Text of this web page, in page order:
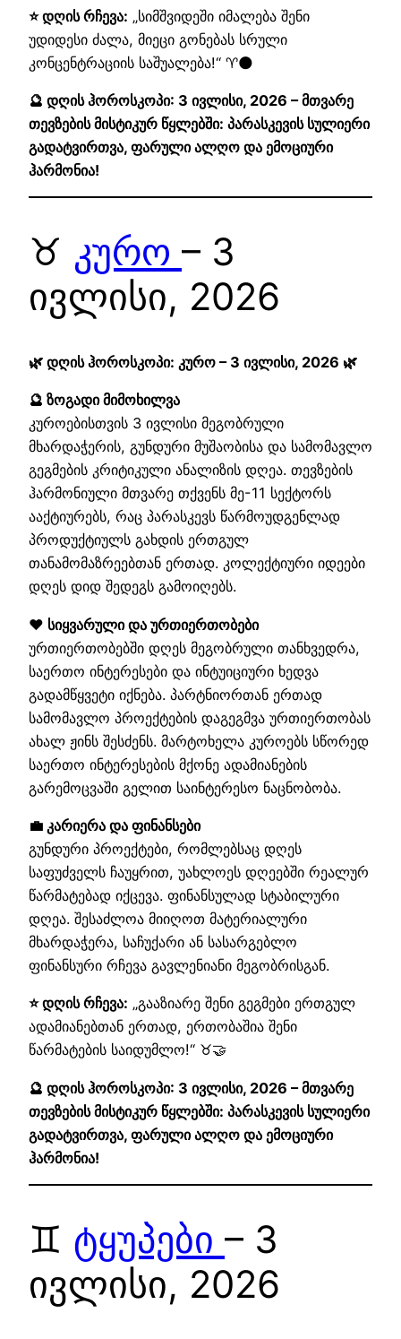
⭐ დღის რჩევა: „სიმშვიდეში იმალება შენი
უდიდესი ძალა, მიეცი გონებას სრული
კონცენტრაციის საშუალება!“ ♈🌑
🔮 დღის ჰოროსკოპი: 3 ივლისი, 2026 – მთვარე
თევზების მისტიკურ წყლებში: პარასკევის სულიერი
გადატვირთვა, ფარული ალღო და ემოციური
ჰარმონია!
♉ კურო – 3
ივლისი, 2026
🌿 დღის ჰოროსკოპი: კურო – 3 ივლისი, 2026 🌿
🔮 ზოგადი მიმოხილვა
კუროებისთვის 3 ივლისი მეგობრული
მხარდაჭერის, გუნდური მუშაობისა და სამომავლო
გეგმების კრიტიკული ანალიზის დღეა. თევზების
ჰარმონიული მთვარე თქვენს მე-11 სექტორს
ააქტიურებს, რაც პარასკევს წარმოუდგენლად
პროდუქტიულს გახდის ერთგულ
თანამომაზრეებთან ერთად. კოლექტიური იდეები
დღეს დიდ შედეგს გამოიღებს.
❤️ სიყვარული და ურთიერთობები
ურთიერთობებში დღეს მეგობრული თანხვედრა,
საერთო ინტერესები და ინტუიციური ხედვა
გადამწყვეტი იქნება. პარტნიორთან ერთად
სამომავლო პროექტების დაგეგმვა ურთიერთობას
ახალ ჟინს შესძენს. მარტოხელა კუროებს სწორედ
საერთო ინტერესების მქონე ადამიანების
გარემოცვაში გელით საინტერესო ნაცნობობა.
💼 კარიერა და ფინანსები
გუნდური პროექტები, რომლებსაც დღეს
საფუძველს ჩაუყრით, უახლოეს დღეებში რეალურ
წარმატებად იქცევა. ფინანსულად სტაბილური
დღეა. შესაძლოა მიიღოთ მატერიალური
მხარდაჭერა, საჩუქარი ან სასარგებლო
ფინანსური რჩევა გავლენიანი მეგობრისგან.
⭐ დღის რჩევა: „გააზიარე შენი გეგმები ერთგულ
ადამიანებთან ერთად, ერთობაშია შენი
წარმატების საიდუმლო!“ ♉🤝
🔮 დღის ჰოროსკოპი: 3 ივლისი, 2026 – მთვარე
თევზების მისტიკურ წყლებში: პარასკევის სულიერი
გადატვირთვა, ფარული ალღო და ემოციური
ჰარმონია!
♊ ტყუპები – 3
ივლისი, 2026